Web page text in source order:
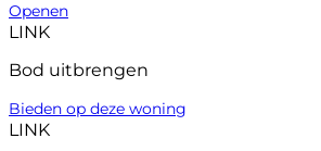
Openen
LINK
Bod uitbrengen
Bieden op deze woning
LINK